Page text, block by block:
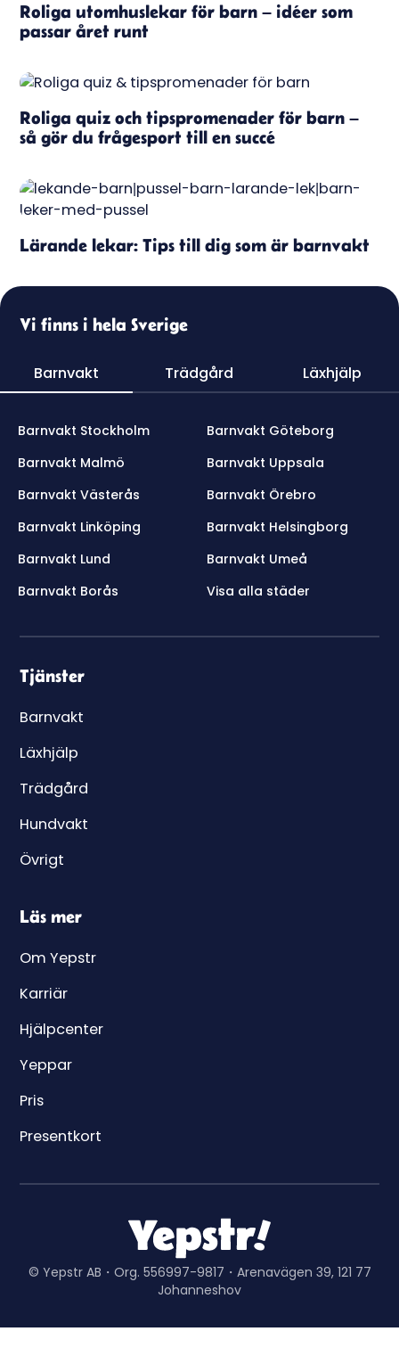
Roliga utomhuslekar för barn – idéer som
passar året runt
Roliga quiz och tipspromenader för barn –
så gör du frågesport till en succé
Lärande lekar: Tips till dig som är barnvakt
Vi finns i hela Sverige
Barnvakt Trädgård Läxhjälp
Barnvakt Stockholm
Barnvakt Göteborg
Barnvakt Malmö
Barnvakt Uppsala
Barnvakt Västerås
Barnvakt Örebro
Barnvakt Linköping
Barnvakt Helsingborg
Barnvakt Lund
Barnvakt Umeå
Barnvakt Borås
Visa alla städer
Tjänster
Barnvakt
Läxhjälp
Trädgård
Hundvakt
Övrigt
Läs mer
Om Yepstr
Karriär
Hjälpcenter
Yeppar
Pris
Presentkort
© Yepstr AB・Org. 556997-9817・Arenavägen 39, 121 77
Johanneshov